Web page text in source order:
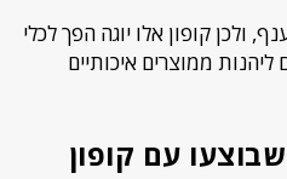
ולכן קופון אלו יוגה הפך לכלי
ממוצרים איכותיים
עם קופון